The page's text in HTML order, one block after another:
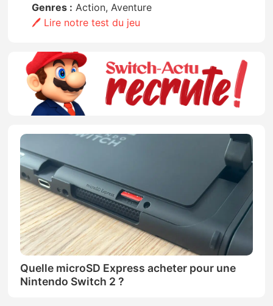
Genres : Action, Aventure
🖊️ Lire notre test du jeu
Quelle microSD Express acheter pour une
Nintendo Switch 2 ?